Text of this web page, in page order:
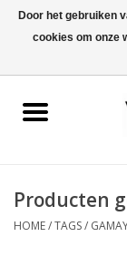
Wijn per kleur/soort
Producten
HOME/TAGS/
Door het gebruiken
cookies om onze